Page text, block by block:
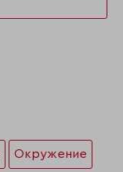
Окружение